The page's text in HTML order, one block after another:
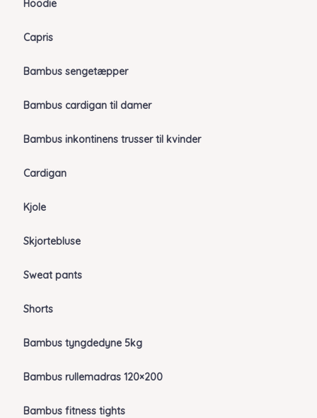
Hoodie
Capris
Bambus sengetæpper
Bambus cardigan til damer
Bambus inkontinens trusser til kvinder
Cardigan
Kjole
Skjortebluse
Sweat pants
Shorts
Bambus tyngdedyne 5kg
Bambus rullemadras 120×200
Bambus fitness tights